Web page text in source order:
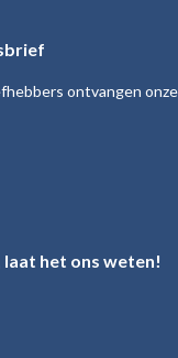
ontvangen onze
laat het ons weten!